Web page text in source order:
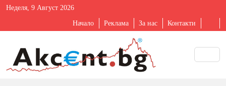
Неделя, 9 Август 2026
Начало Реклама За нас Контакти